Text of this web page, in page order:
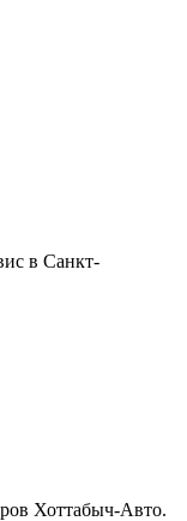
в Санкт-
Хоттабыч-Авто.